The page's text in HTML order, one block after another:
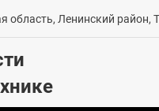
область, Ленинский район,